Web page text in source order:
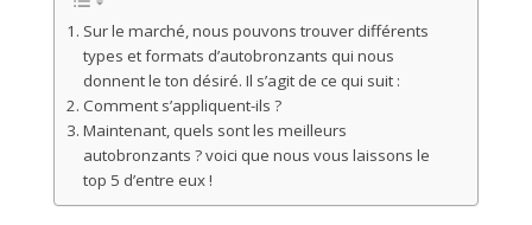
Sur le marché, nous pouvons trouver différents
types et formats d’autobronzants qui nous
donnent le ton désiré. Il s’agit de ce qui suit :
Comment s’appliquent-ils ?
Maintenant, quels sont les meilleurs
autobronzants ? voici que nous vous laissons le
top 5 d’entre eux !